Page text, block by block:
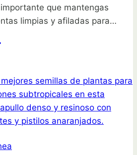
que mantengas
limpias y afiladas para…